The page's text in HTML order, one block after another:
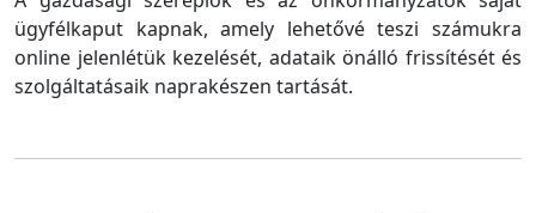
ügyfélkaput kapnak, amely lehetővé teszi számukra
online jelenlétük kezelését, adataik önálló frissítését és
szolgáltatásaik naprakészen tartását.